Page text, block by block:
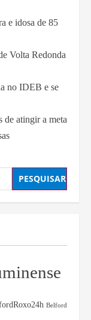
e idosa de 85
Volta Redonda
no IDEB e se
de atingir a meta
Belford